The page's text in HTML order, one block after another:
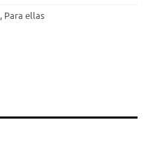
, Para ellas